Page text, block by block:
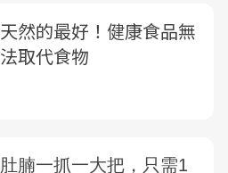
天然的最好！健康食品無
法取代食物